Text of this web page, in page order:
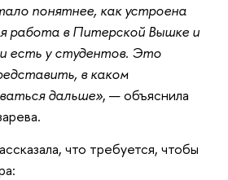
понятнее, как устроена
работа в Питерской Вышке и
есть у студентов. Это
в каком
дальше», — объяснила
что требуется, чтобы